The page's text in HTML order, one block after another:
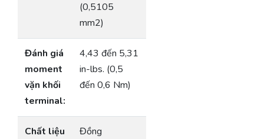
(0,5105
mm2)
Đánh giá
moment
vặn khối
terminal:
4,43 đến 5,31
in-lbs. (0,5
đến 0,6 Nm)
Chất liệu
Đồng